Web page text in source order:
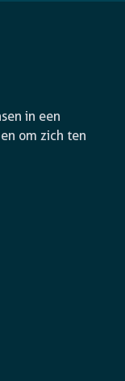
in een
om zich ten